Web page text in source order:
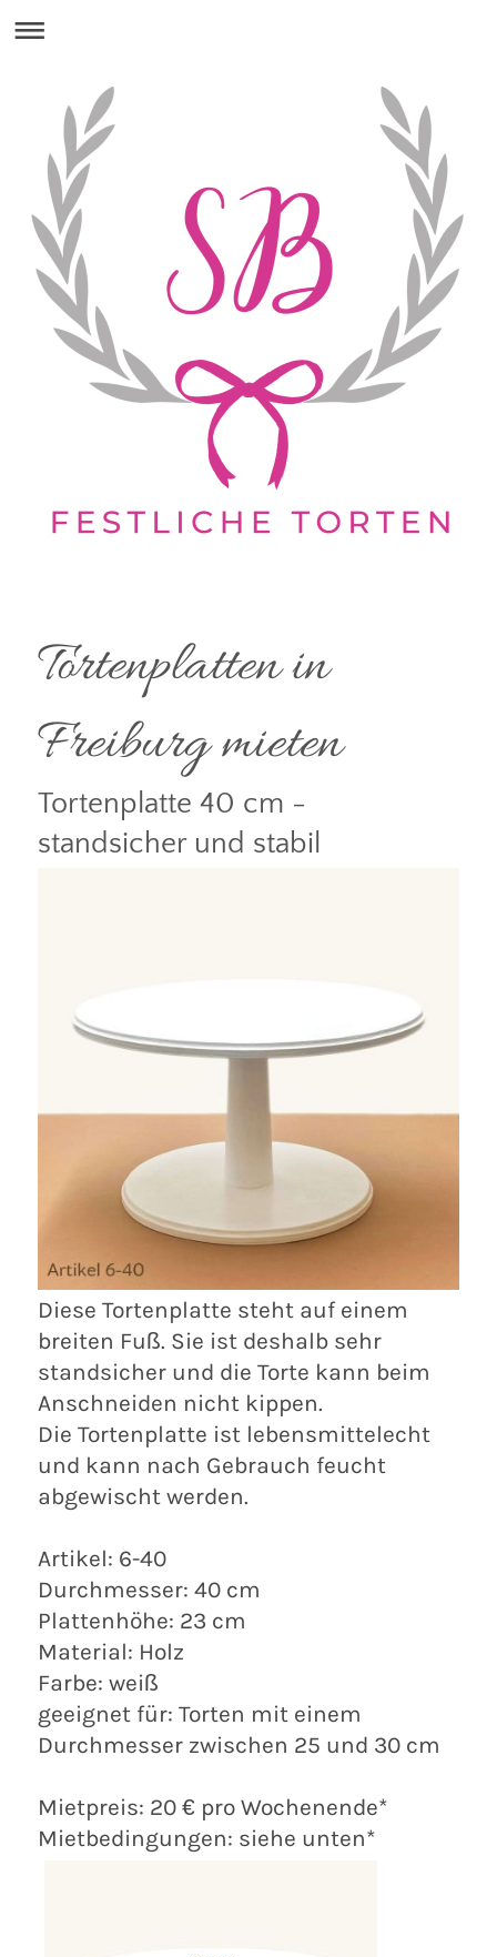
Tortenplatten in
Freiburg mieten
Tortenplatte 40 cm -
standsicher und stabil
Diese Tortenplatte steht auf einem
breiten Fuß. Sie ist deshalb sehr
standsicher und die Torte kann beim
Anschneiden nicht kippen.
Die Tortenplatte ist lebensmittelecht
und kann nach Gebrauch feucht
abgewischt werden.
Artikel: 6-40
Durchmesser: 40 cm
Plattenhöhe: 23 cm
Material: Holz
Farbe: weiß
geeignet für: Torten mit einem
Durchmesser zwischen 25 und 30 cm
Mietpreis: 20 € pro Wochenende*
Mietbedingungen: siehe unten*